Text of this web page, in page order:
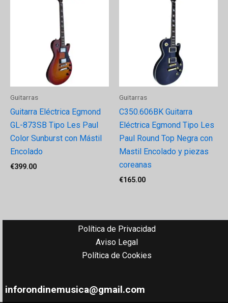
Guitarras
Guitarra Eléctrica Egmond
GL-873SB Tipo Les Paul
Color Sunburst con Mástil
Encolado
€399.00
Guitarras
C350.606BK Guitarra
Eléctrica Egmond Tipo Les
Paul Round Top Negra con
Mastil Encolado y piezas
coreanas
€165.00
Política de Privacidad
Aviso Legal
Política de Cookies
inforondinemusica@gmail.com